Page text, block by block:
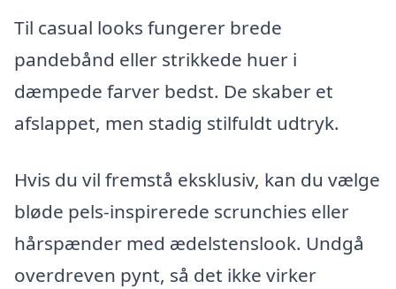
Til casual looks fungerer brede
pandebånd eller strikkede huer i
dæmpede farver bedst. De skaber et
afslappet, men stadig stilfuldt udtryk.
Hvis du vil fremstå eksklusiv, kan du vælge
bløde pels-inspirerede scrunchies eller
hårspænder med ædelstenslook. Undgå
overdreven pynt, så det ikke virker